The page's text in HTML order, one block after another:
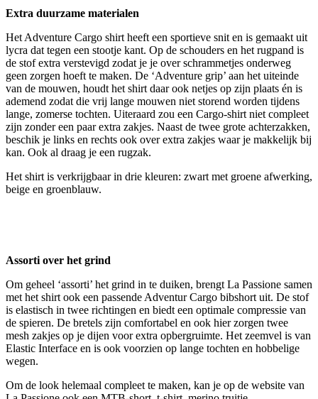
Extra duurzame materialen
Het Adventure Cargo shirt heeft een sportieve snit en is gemaakt uit
lycra dat tegen een stootje kant. Op de schouders en het rugpand is
de stof extra verstevigd zodat je je over schrammetjes onderweg
geen zorgen hoeft te maken. De ‘Adventure grip’ aan het uiteinde
van de mouwen, houdt het shirt daar ook netjes op zijn plaats én is
ademend zodat die vrij lange mouwen niet storend worden tijdens
lange, zomerse tochten. Uiteraard zou een Cargo-shirt niet compleet
zijn zonder een paar extra zakjes. Naast de twee grote achterzakken,
beschik je links en rechts ook over extra zakjes waar je makkelijk bij
kan. Ook al draag je een rugzak.
Het shirt is verkrijgbaar in drie kleuren: zwart met groene afwerking,
beige en groenblauw.
Assorti over het grind
Om geheel ‘assorti’ het grind in te duiken, brengt La Passione samen
met het shirt ook een passende Adventur Cargo bibshort uit. De stof
is elastisch in twee richtingen en biedt een optimale compressie van
de spieren. De bretels zijn comfortabel en ook hier zorgen twee
mesh zakjes op je dijen voor extra opbergruimte. Het zeemvel is van
Elastic Interface en is ook voorzien op lange tochten en hobbelige
wegen.
Om de look helemaal compleet te maken, kan je op de website van